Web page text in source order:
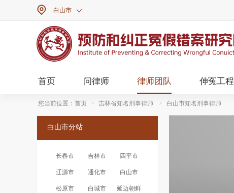
 白山市 
首页 问律师 律师团队 伸冤工程
您当前位置： 首页 > 吉林省知名刑事律师 > 白山市知名刑事律师
白山市分站
长春市 吉林市 四平市
辽源市 通化市 白山市
松原市 白城市 延边朝鲜